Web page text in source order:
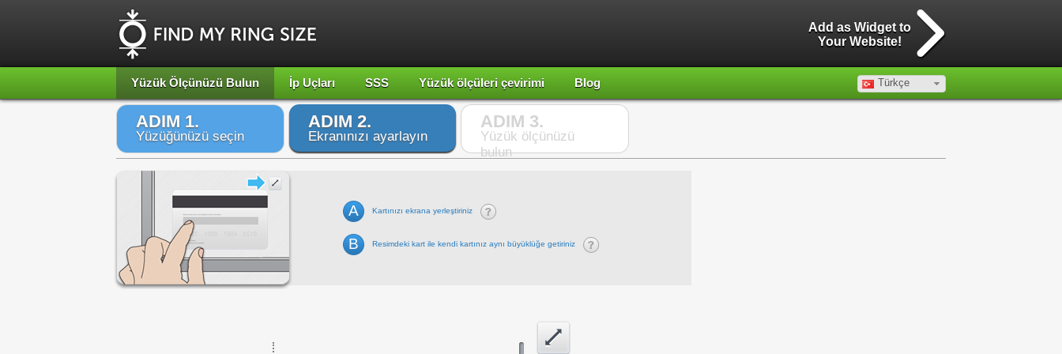
Add as Widget to
Your Website!
Yüzük Ölçünüzü Bulun İp Uçları SSS Yüzük ölçüleri çevirimi Blog Türkçe
ADIM 1.
Yüzüğünüzü seçin
ADIM 2.
Ekranınızı ayarlayın
ADIM 3.
Yüzük ölçünüzü
bulun
A Kartınızı ekrana yerleştiriniz
B Resimdeki kart ile kendi kartınız aynı büyüklüğe getiriniz